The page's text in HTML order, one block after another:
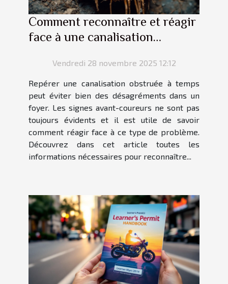
Comment reconnaître et réagir
face à une canalisation
Vendredi 28 novembre 2025 12:12
Repérer une canalisation obstruée à temps
peut éviter bien des désagréments dans un
foyer. Les signes avant-coureurs ne sont pas
toujours évidents et il est utile de savoir
comment réagir face à ce type de problème.
Découvrez dans cet article toutes les
informations nécessaires pour reconnaître...